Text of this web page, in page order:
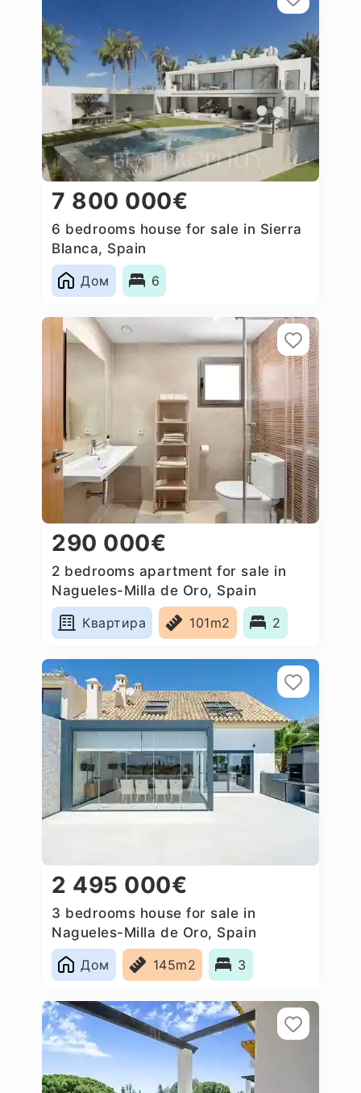
7 800 000€
6 bedrooms house for sale in Sierra
Blanca, Spain
Дом
6
290 000€
2 bedrooms apartment for sale in
Nagueles-Milla de Oro, Spain
Квартира
101m2 2
2 495 000€
3 bedrooms house for sale in
Nagueles-Milla de Oro, Spain
Дом
145m2 3